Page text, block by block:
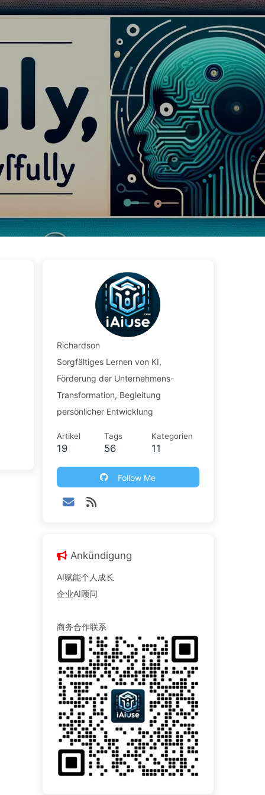
Kategorien Links Über uns 🇩🇪 Deutsch
Richardson
Sorgfältiges Lernen von KI,
Förderung der Unternehmens-
Transformation, Begleitung
persönlicher Entwicklung
Artikel
19
Tags
56
Kategorien
11
Follow Me
Ankündigung
AI赋能个人成长
企业AI顾问
商务合作联系